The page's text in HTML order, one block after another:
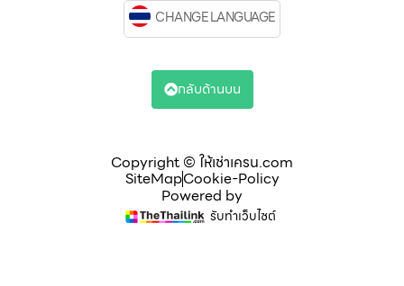
Copyright © ให้เช่าเครน.com
SiteMapCookie-Policy
Powered by
รับทำเว็บไซต์
CHANGE LANGUAGE
กลับด้านบน